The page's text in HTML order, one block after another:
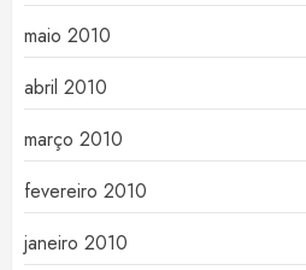
maio 2010
abril 2010
março 2010
fevereiro 2010
janeiro 2010